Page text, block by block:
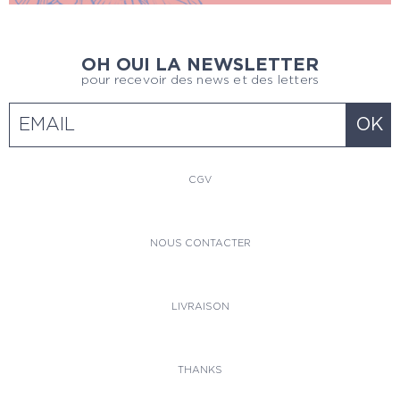
OH OUI LA NEWSLETTER
pour recevoir des news et des letters
CGV
NOUS CONTACTER
LIVRAISON
THANKS